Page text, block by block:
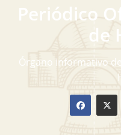
Periódico
de
Órgano informativo